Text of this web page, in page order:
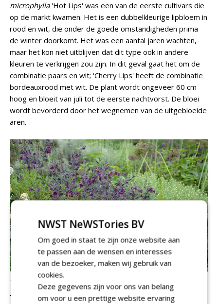
microphylla'Hot Lips' was een van de eerste cultivars die
op de markt kwamen. Het is een dubbelkleurige lipbloem in
rood en wit, die onder de goede omstandigheden prima
de winter doorkomt. Het was een aantal jaren wachten,
maar het kon niet uitblijven dat dit type ook in andere
kleuren te verkrijgen zou zijn. In dit geval gaat het om de
combinatie paars en wit; 'Cherry Lips' heeft de combinatie
bordeauxrood met wit. De plant wordt ongeveer 60 cm
hoog en bloeit van juli tot de eerste nachtvorst. De bloei
wordt bevorderd door het wegnemen van de uitgebloeide
aren.
Salvia 'Nachtvlinder'
7 Salvia'Nachtvlinder'
NWST NeWSTories BV
Om goed in staat te zijn onze website aan
te passen aan de wensen en interesses
van de bezoeker, maken wij gebruik van
cookies.
Deze gegevens zijn voor ons van belang
om voor u een prettige website ervaring